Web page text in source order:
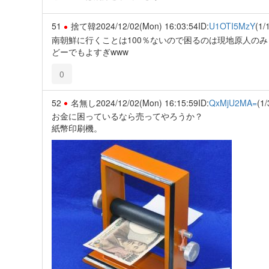
51 捨て韓2024/12/02(Mon) 16:03:54ID:U1OTI5MzY(1/
南朝鮮に行くことは100％ないので困るのは現地原人のみ
どーでもよすぎwww
0
52 名無し2024/12/02(Mon) 16:15:59ID:QxMjU2MA=
お金に困っているなら売ってやろうか？
紙幣印刷機。